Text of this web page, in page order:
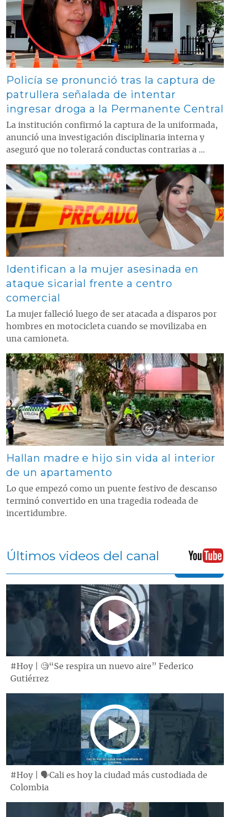
Policía se pronunció tras la captura de
patrullera señalada de intentar
ingresar droga a la Permanente Central
La institución confirmó la captura de la uniformada,
anunció una investigación disciplinaria interna y
aseguró que no tolerará conductas contrarias a ...
Contenido multimedia principal
Identifican a la mujer asesinada en
ataque sicarial frente a centro
comercial
La mujer falleció luego de ser atacada a disparos por
hombres en motocicleta cuando se movilizaba en
una camioneta.
Contenido multimedia principal
Hallan madre e hijo sin vida al interior
de un apartamento
Lo que empezó como un puente festivo de descanso
terminó convertido en una tragedia rodeada de
incertidumbre.
Últimos videos del canal
#Hoy | 🧐“Se respira un nuevo aire” Federico
Gutiérrez
#Hoy | 🗣Cali es hoy la ciudad más custodiada de
Colombia